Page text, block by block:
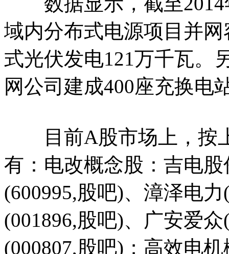
域内分布式电源项目并
式光伏发电121万千瓦。
网公司建成400座充换电
目前A股市场上，按
有：电改概念股：吉电
(600995,股吧)、漳泽电
(001896,股吧)、广安爱
(000807,股吧)；高效电